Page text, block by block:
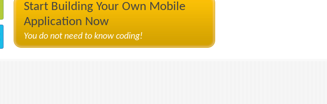
Start Building Your Own Mobile
Application Now
You do not need to know coding!